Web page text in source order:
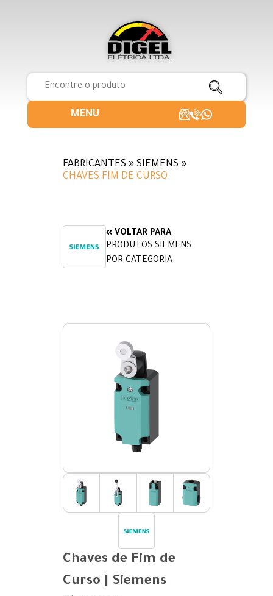
MENU
FABRICANTES » SIEMENS »
CHAVES FIM DE CURSO
« VOLTAR PARA
PRODUTOS SIEMENS
POR CATEGORIA:
Chaves de Fim de
Curso | Siemens